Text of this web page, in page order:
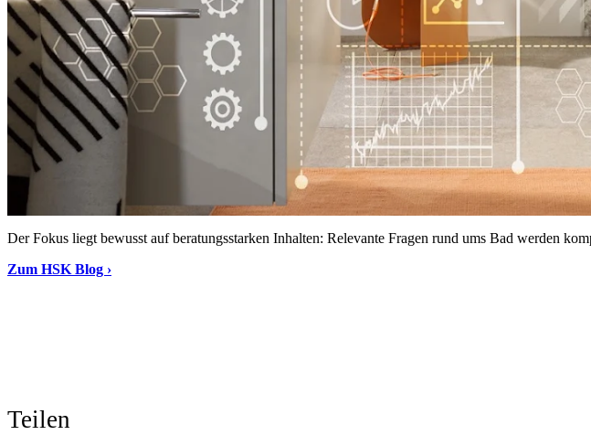
Der Fokus liegt bewusst auf beratungsstarken Inhalten: Relevante Fragen rund ums Bad werden
Zum HSK Blog ›
Teilen